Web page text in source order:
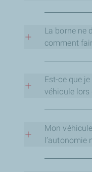
mais fumer à
interdit.
La borne ne
comment
technique au
Est-ce que
véhicule lors
votre véhicule
vous en empêche.
Mon
l’autonomie